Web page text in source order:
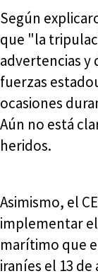
Según
que "la
advertencias y
fuerzas
ocasiones
Aún no está
heridos.
Asimismo, el
implementar
marítimo que
iraníes el 13